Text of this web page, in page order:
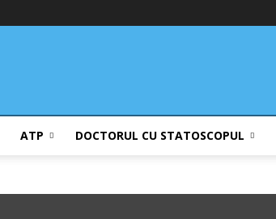
ATP DOCTORUL CU STATOSCOPUL